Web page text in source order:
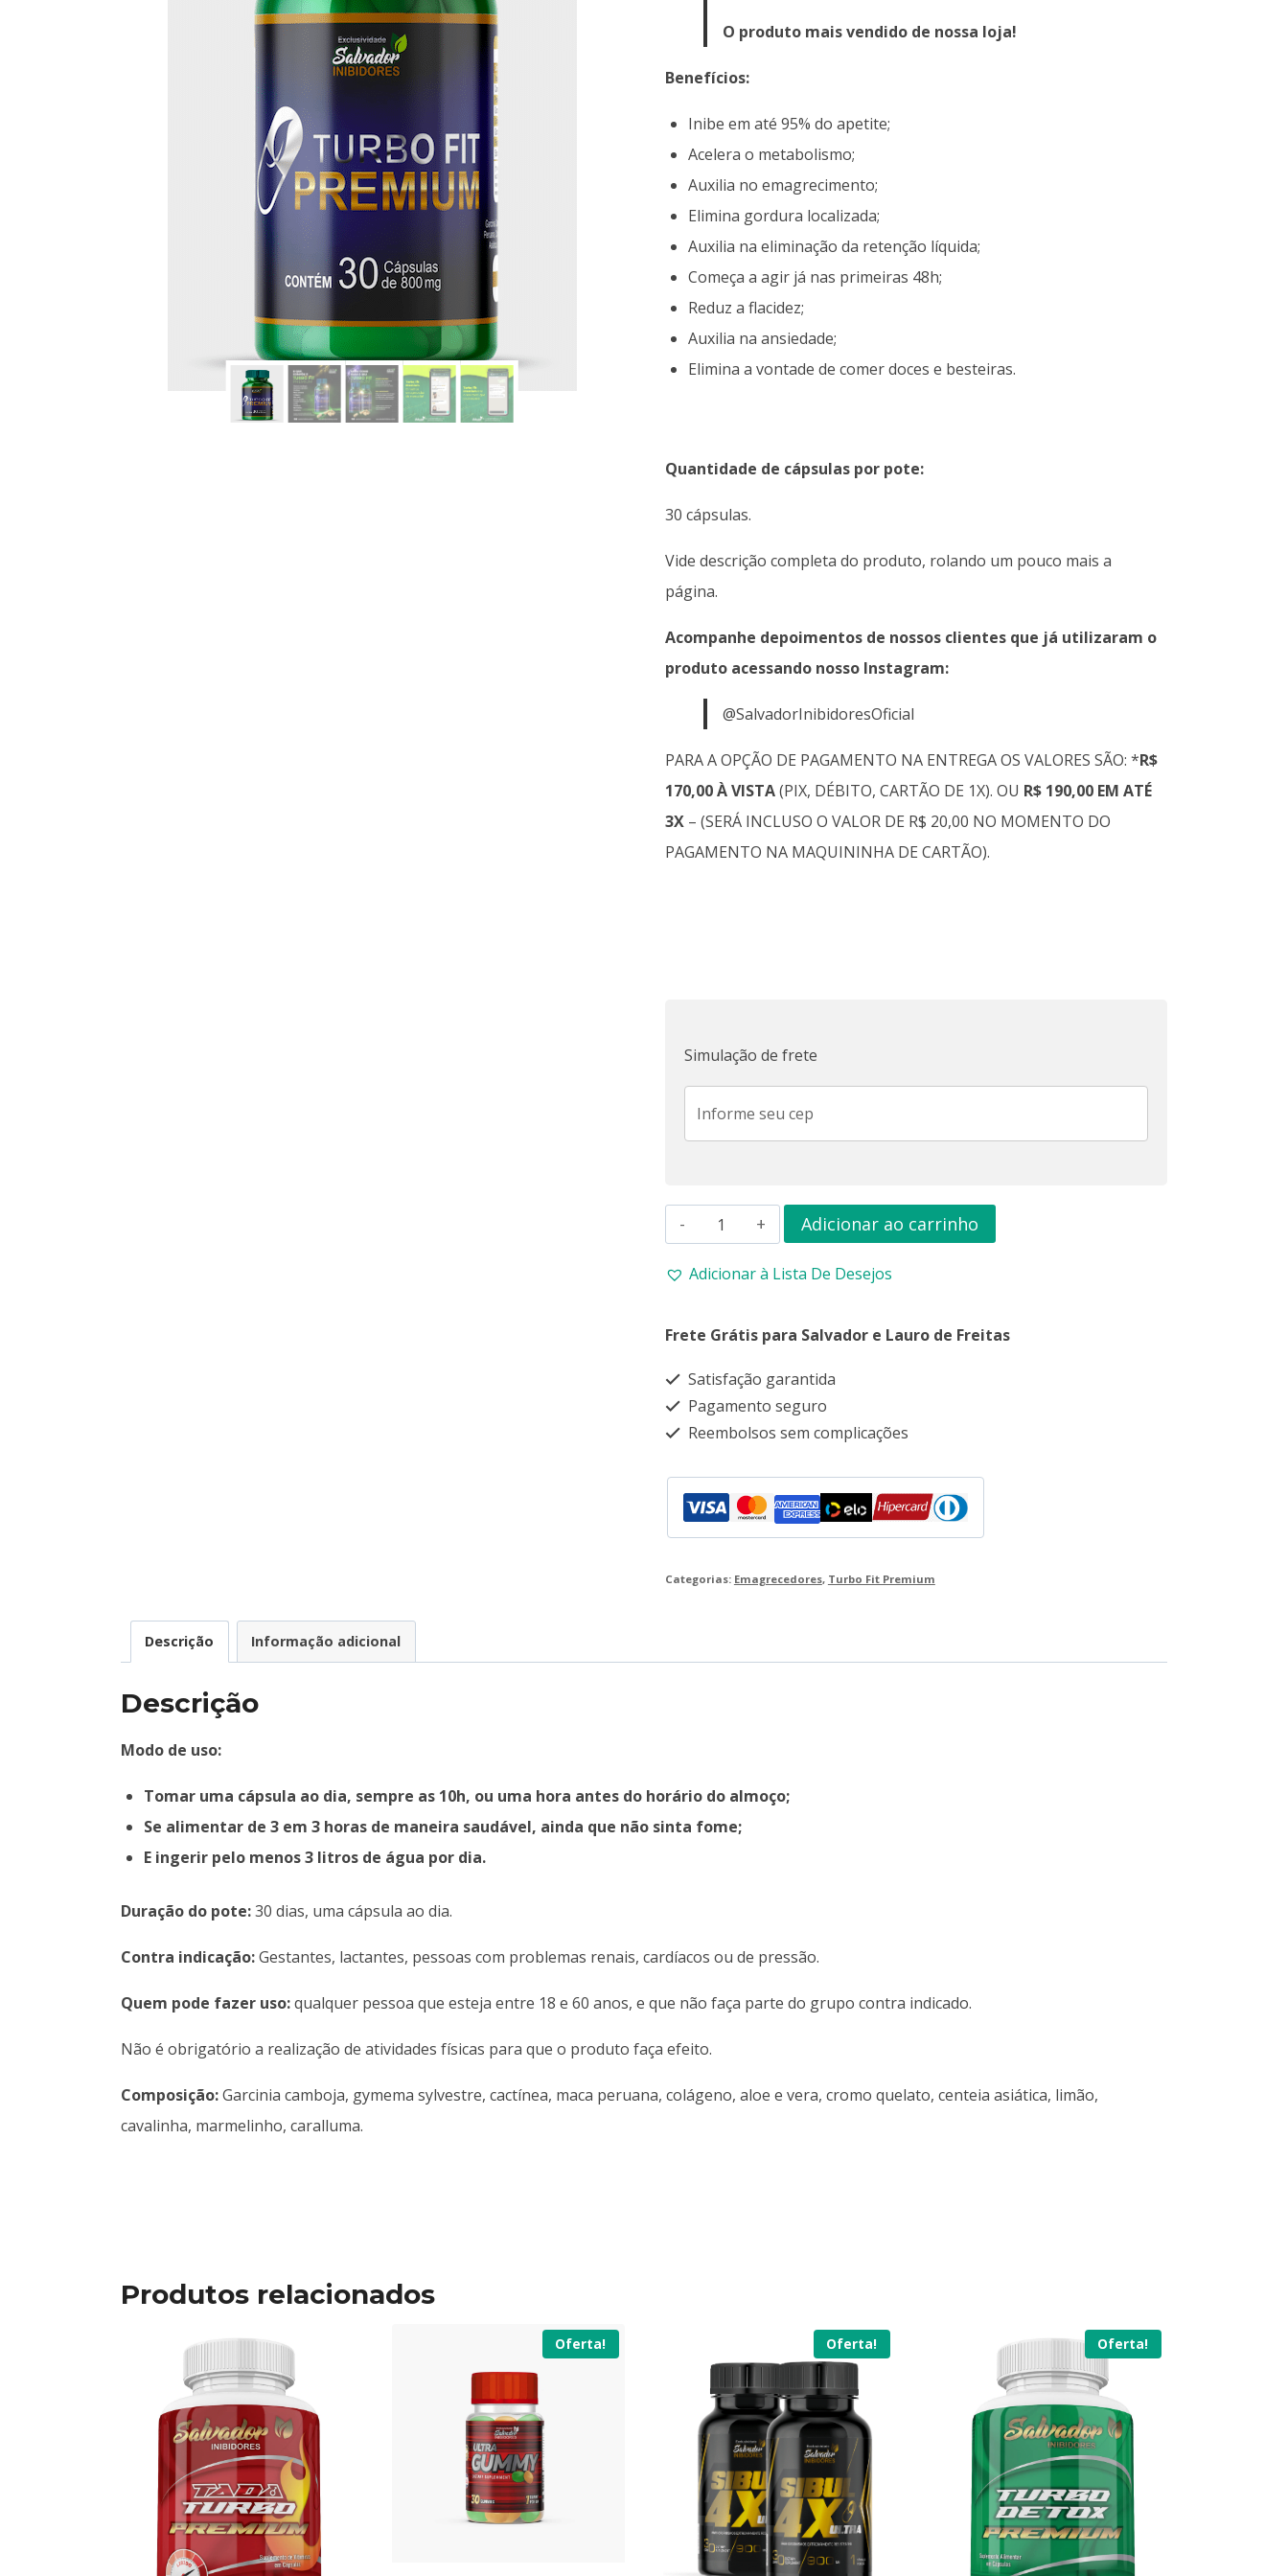
era:
R$239.00.
é:
O produto mais vendido de nossa loja!
Benefícios:
Inibe em até 95% do apetite;
Acelera o metabolismo;
Auxilia no emagrecimento;
Elimina gordura localizada;
Auxilia na eliminação da retenção líquida;
Começa a agir já nas primeiras 48h;
Reduz a flacidez;
Auxilia na ansiedade;
Elimina a vontade de comer doces e besteiras.
Quantidade de cápsulas por pote:
30 cápsulas.
Vide descrição completa do produto, rolando um pouco mais a
página.
Acompanhe depoimentos de nossos clientes que já utilizaram o
produto acessando nosso Instagram:
@SalvadorInibidoresOficial
PARA A OPÇÃO DE PAGAMENTO NA ENTREGA OS VALORES SÃO: *R$
170,00 À VISTA(PIX, DÉBITO, CARTÃO DE 1X). OU R$ 190,00 EM ATÉ
3X– (SERÁ INCLUSO O VALOR DE R$ 20,00 NO MOMENTO DO
PAGAMENTO NA MAQUININHA DE CARTÃO).
Simulação de frete
TURBO
FIT
PREMIUM
30
Cápsulas.
quantidade
Adicionar ao carrinho
Adicionar à Lista De Desejos
Frete Grátis para Salvador e Lauro de Freitas
Satisfação garantida
Pagamento seguro
Reembolsos sem complicações
Categorias: Emagrecedores, Turbo Fit Premium
Descrição Informação adicional
Descrição
Modo de uso:
Tomar uma cápsula ao dia, sempre as 10h, ou uma hora antes do horário do almoço;
Se alimentar de 3 em 3 horas de maneira saudável, ainda que não sinta fome;
E ingerir pelo menos 3 litros de água por dia.
Duração do pote:30 dias, uma cápsula ao dia.
Contra indicação:Gestantes, lactantes, pessoas com problemas renais, cardíacos ou de pressão.
Quem pode fazer uso:qualquer pessoa que esteja entre 18 e 60 anos, e que não faça parte do grupo contra indicado.
Não é obrigatório a realização de atividades físicas para que o produto faça efeito.
Composição:Garcinia camboja, gymema sylvestre, cactínea, maca peruana, colágeno, aloe e vera, cromo quelato, centeia asiática, limão,
cavalinha, marmelinho, caralluma.
Produtos relacionados
Oferta! Oferta! Oferta!